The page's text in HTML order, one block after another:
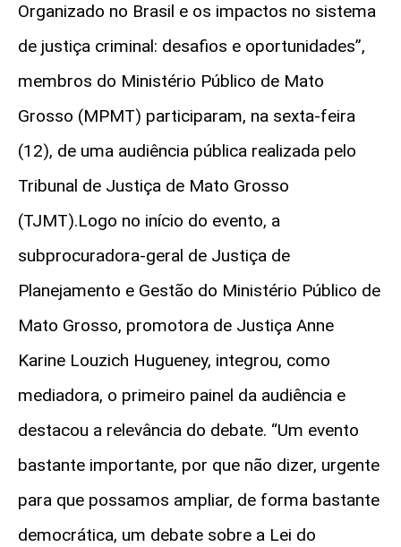
Organizado no Brasil e os impactos no sistema
de justiça criminal: desafios e oportunidades”,
membros do Ministério Público de Mato
Grosso (MPMT) participaram, na sexta-feira
(12), de uma audiência pública realizada pelo
Tribunal de Justiça de Mato Grosso
(TJMT).Logo no início do evento, a
subprocuradora-geral de Justiça de
Planejamento e Gestão do Ministério Público de
Mato Grosso, promotora de Justiça Anne
Karine Louzich Hugueney, integrou, como
mediadora, o primeiro painel da audiência e
destacou a relevância do debate. “Um evento
bastante importante, por que não dizer, urgente
para que possamos ampliar, de forma bastante
democrática, um debate sobre a Lei do